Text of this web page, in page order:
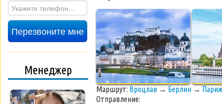
Перезвоните мне
Менеджер
Маршрут: Вроцлав → Берлин → Париж
Отправление: